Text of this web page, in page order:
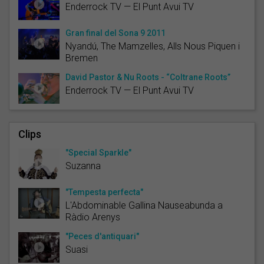
Enderrock TV — El Punt Avui TV
Gran final del Sona 9 2011
Nyandú, The Mamzelles, Alls Nous Piquen i
Bremen
David Pastor & Nu Roots - “Coltrane Roots”
Enderrock TV — El Punt Avui TV
Clips
"Special Sparkle"
Suzanna
"Tempesta perfecta"
L'Abdominable Gallina Nauseabunda a
Ràdio Arenys
"Peces d'antiquari"
Suasi